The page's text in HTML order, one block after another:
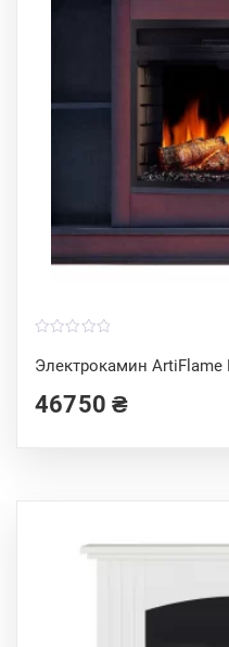
Электрокамин ArtiFlame
o
u
o
f
46750₴